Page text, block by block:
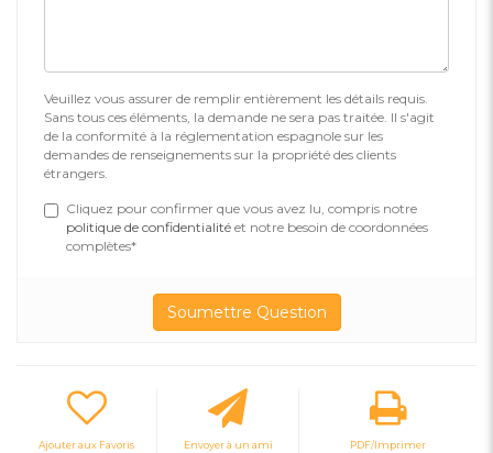
Veuillez vous assurer de remplir entièrement les détails requis.
Sans tous ces éléments, la demande ne sera pas traitée. Il s'agit
de la conformité à la réglementation espagnole sur les
demandes de renseignements sur la propriété des clients
étrangers.
Cliquez pour confirmer que vous avez lu, compris notre
politique de confidentialité et notre besoin de coordonnées
complètes*
Ajouter aux Favoris Envoyer à un ami PDF/Imprimer